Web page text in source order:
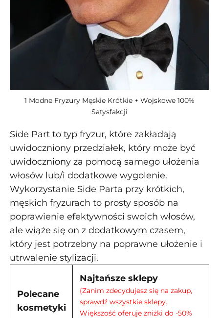
1 Modne Fryzury Męskie Krótkie + Wojskowe 100%
Satysfakcji
Side Part to typ fryzur, które zakładają
uwidoczniony przedziałek, który może być
uwidoczniony za pomocą samego ułożenia
włosów lub/i dodatkowe wygolenie.
Wykorzystanie Side Parta przy krótkich,
męskich fryzurach to prosty sposób na
poprawienie efektywności swoich włosów,
ale wiąże się on z dodatkowym czasem,
który jest potrzebny na poprawne ułożenie i
utrwalenie stylizacji.
Polecane
kosmetyki
Najtańsze sklepy
(Zanim zdecydujesz się na zakup,
sprawdź wszystkie sklepy.
Większość oferuje zniżki do -50%